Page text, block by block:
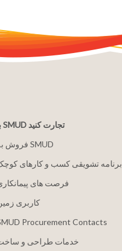
با SMUD تجارت کنید
فروش به SMUD
برنامه تشویقی کسب و کارهای
فرصت های
کاربری
Procurement Contacts
خدمات طراحی و